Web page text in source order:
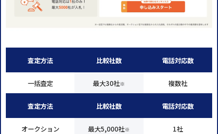
査定方法
一括査定
比較社数
最大30社※
電話対応数
複数社
査定方法
オークション
比較社数
最大5,000社※
電話対応数
1社